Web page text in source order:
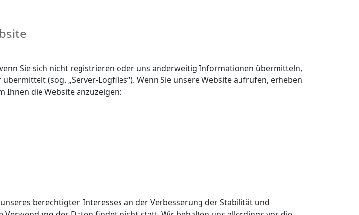
Sie sich nicht registrieren oder uns anderweitig Informationen übermitteln,
(sog. „Server-Logfiles“). Wenn Sie unsere Website aufrufen, erheben
Ihnen die Website anzuzeigen:
berechtigten Interesses an der Verbesserung der Stabilität und